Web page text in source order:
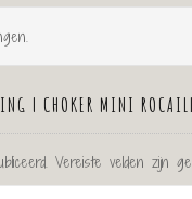
| CHOKER MINI
Vereiste velden zijn